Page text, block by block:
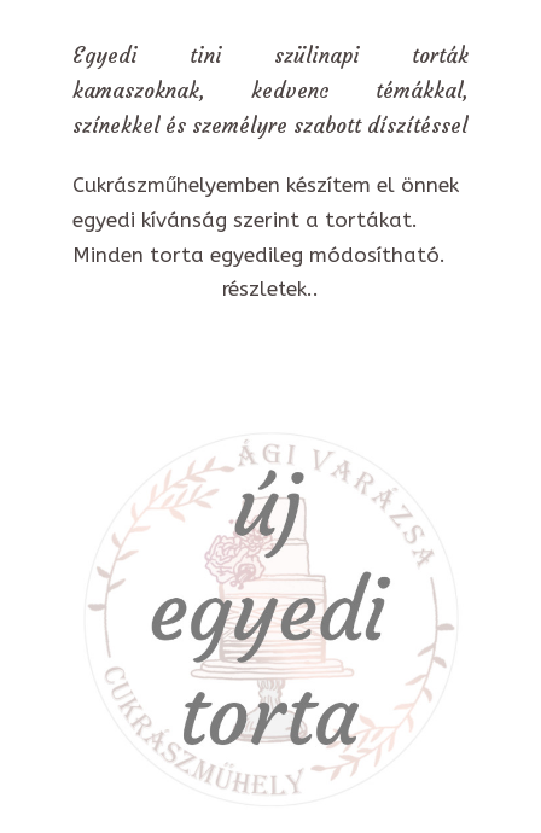
Egyedi tini szülinapi torták
kamaszoknak, kedvenc témákkal,
színekkel és személyre szabott díszítéssel
Cukrászműhelyemben készítem el önnek
egyedi kívánság szerint a tortákat.
Minden torta egyedileg módosítható.
részletek..